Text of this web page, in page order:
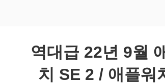
역대급 22년 9월
치 SE 2 / 애플워